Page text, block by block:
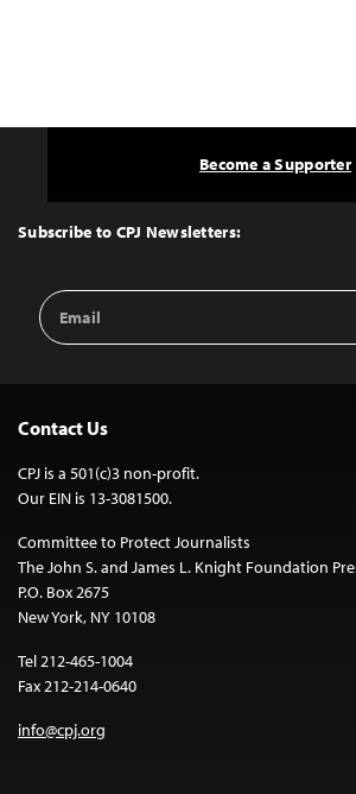
Top
Subscribe to CPJ Newsletters:
Email
Address
Become a Supporter
Contact Us
CPJ is a 501(c)3 non-profit.
Our EIN is 13-3081500.
Committee to Protect Journalists
The John S. and James L. Knight Foundation
P.O. Box 2675
New York, NY 10108
Tel 212-465-1004
Fax 212-214-0640
info@cpj.org